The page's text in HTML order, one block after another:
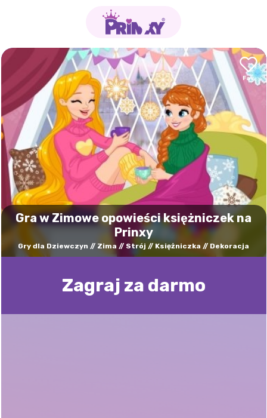
Gra w Zimowe opowieści księżniczek na
Prinxy
Gry dla Dziewczyn Zima Strój Księżniczka Dekoracja
Zagraj za darmo